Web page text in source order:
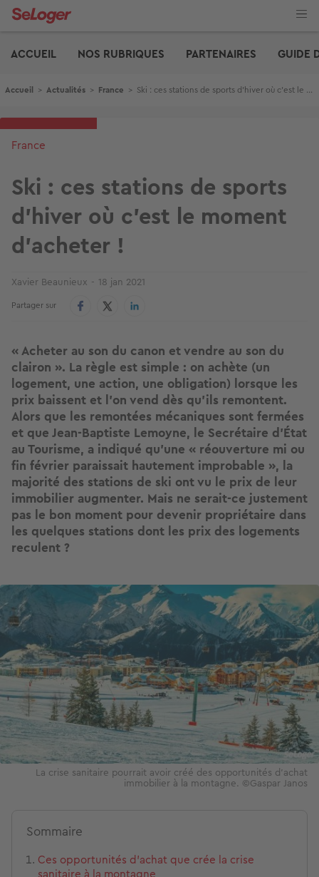
Aller
ACCUEIL
NOS RUBRIQUES PARTENAIRES GUIDE
Fil d'Ariane
Accueil > Actualités > France > Ski : ces stations de sports d’hiver où c’est le moment d’acheter !
France
Ski : ces stations de sports
d’hiver où c’est le moment
d’acheter !
Xavier Beaunieux 18 jan 2021
Partager sur
« Acheter au son du canon et vendre au son du
clairon ». La règle est simple : on achète (un
logement, une action, une obligation) lorsque les
prix baissent et l’on vend dès qu'ils remontent.
Alors que les remontées mécaniques sont fermées
et que Jean-Baptiste Lemoyne, le Secrétaire d'État
au Tourisme, a indiqué qu'une « réouverture mi ou
fin février paraissait hautement improbable », la
majorité des stations de ski ont vu le prix de leur
immobilier augmenter. Mais ne serait-ce justement
pas le bon moment pour devenir propriétaire dans
les quelques stations dont les prix des logements
reculent ?
Image
La crise sanitaire pourrait avoir créé des opportunités d'achat
immobilier à la montagne. ©Gaspar Janos
Sommaire
Ces opportunités d'achat que crée la crise